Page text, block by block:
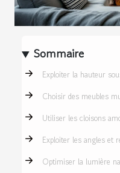
Sommaire
Exploiter la hauteur
Choisir des meubles
Utiliser les cloisons
Exploiter les angles et
Optimiser la lumière